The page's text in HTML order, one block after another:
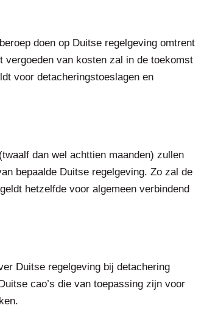
doen op Duitse regelgeving omtrent
van kosten zal in de toekomst
voor detacheringstoeslagen en
dan wel achttien maanden) zullen
bepaalde Duitse regelgeving. Zo zal de
hetzelfde voor algemeen verbindend
Duitse regelgeving bij detachering
cao’s die van toepassing zijn voor